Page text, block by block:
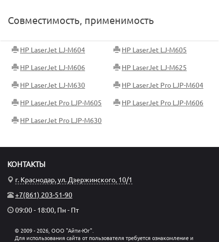
Совместимость, применимость
HP LaserJet LJ-M604 HP LaserJet LJ-M605
HP LaserJet LJ-M606 HP LaserJet LJ-M625
HP LaserJet LJ-M630 HP LaserJet Pro LJP-M604
HP LaserJet Pro LJP-M605 HP LaserJet Pro LJP-M606
HP LaserJet Pro LJP-M630
КОНТАКТЫ
г. Краснодар, ул. Дзержинского, 10/1
+7(861) 203-51-90
09:00 - 18:00, Пн - Пт
© 2009 - 2026, ООО "Айти-Юг".
Для использования сайта от пользователя требуется ознакомление и